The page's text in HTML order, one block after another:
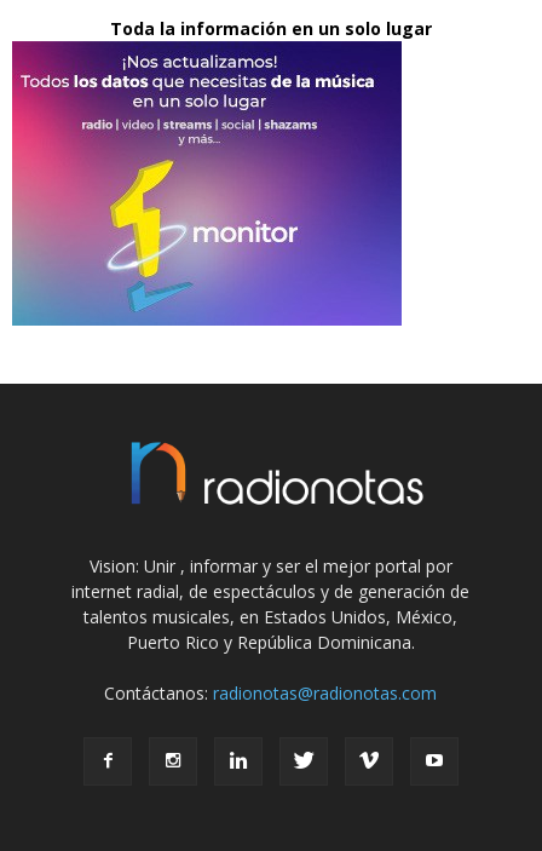
Toda la información en un solo lugar
Vision: Unir , informar y ser el mejor portal por
internet radial, de espectáculos y de generación de
talentos musicales, en Estados Unidos, México,
Puerto Rico y República Dominicana.
Contáctanos:radionotas@radionotas.com